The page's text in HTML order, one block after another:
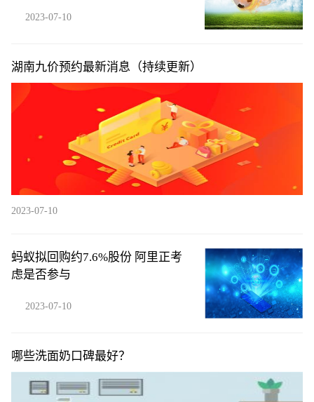
2023-07-10
湖南九价预约最新消息（持续更新）
2023-07-10
蚂蚁拟回购约7.6%股份 阿里正考
虑是否参与
2023-07-10
哪些洗面奶口碑最好？